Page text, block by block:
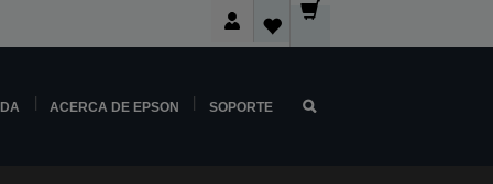
ACERCA DE EPSON SOPORTE